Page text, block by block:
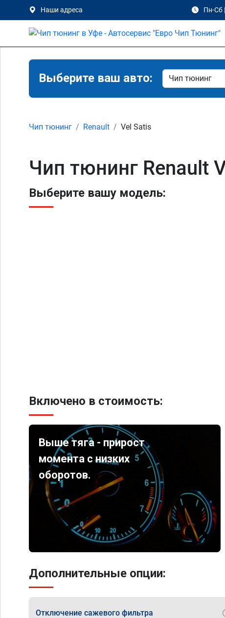
Наши адреса Пн-Сб
Выберите ваш авто:
Чип тюнинг Renault Vel Satis
Чип тюнинг Renault
Выберите вашу модель:
Включено в стоимость:
Выше тяга - прирост
момента с низких
оборотов.
Дополнительные опции:
Отключение сажевого фильтра